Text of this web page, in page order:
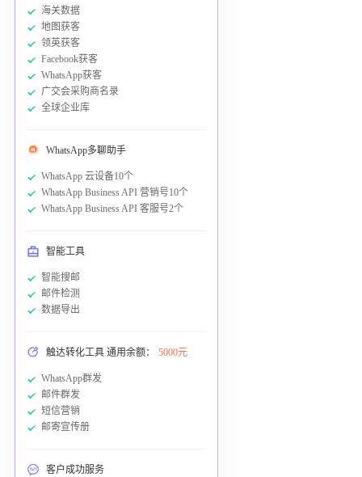
海关数据
地图获客
领英获客
Facebook获客
WhatsApp获客
广交会采购商名录
全球企业库
WhatsApp多聊助手
WhatsApp 云设备10个
WhatsApp Business API 营销号10个
WhatsApp Business API 客服号2个
智能工具
智能搜邮
邮件检测
数据导出
触达转化工具 通用余额： 5000元
WhatsApp群发
邮件群发
短信营销
邮寄宣传册
客户成功服务